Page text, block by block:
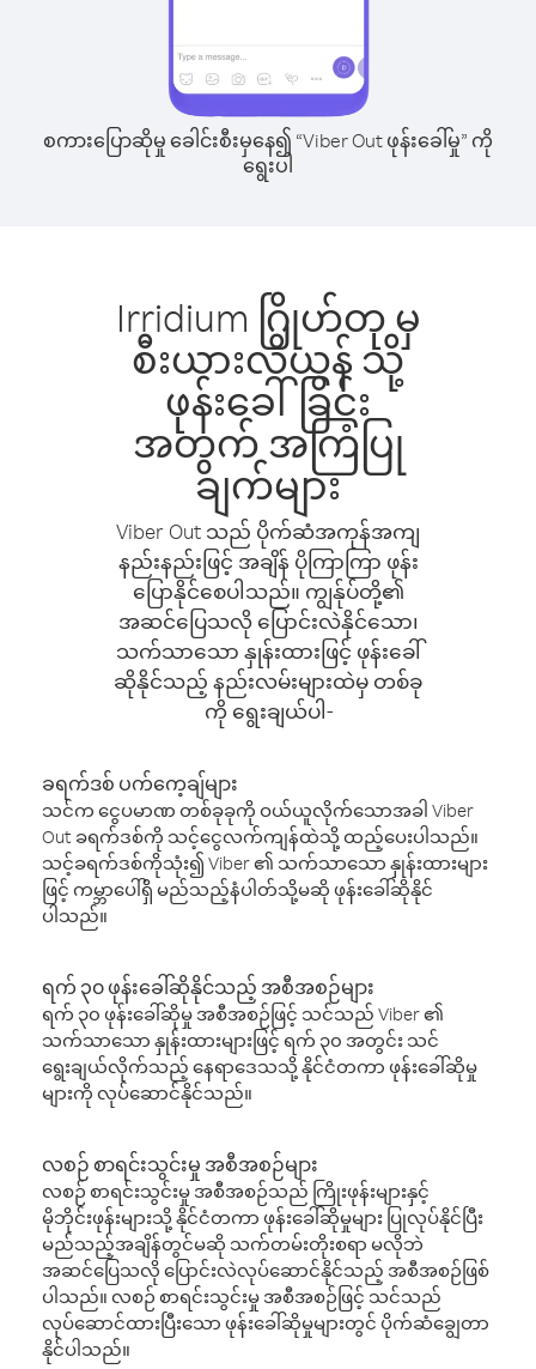
စကားပြောဆိုမှု ခေါင်းစီးမှနေ၍ “Viber Out ဖုန်းခေါ်မှု” ကို
ရွေးပါ
Irridium ဂြိုဟ်တု မှ
စီးယားလိယွန် သို့
ဖုန်းခေါ်ခြင်း
အတွက် အကြံပြု
ချက်များ
Viber Out သည် ပိုက်ဆံအကုန်အကျ
နည်းနည်းဖြင့် အချိန် ပိုကြာကြာ ဖုန်း
ပြောနိုင်စေပါသည်။ ကျွန်ုပ်တို့၏
အဆင်ပြေသလို ပြောင်းလဲနိုင်သော၊
သက်သာသော နှုန်းထားဖြင့် ဖုန်းခေါ်
ဆိုနိုင်သည့် နည်းလမ်းများထဲမှ တစ်ခု
ကို ရွေးချယ်ပါ-
ခရက်ဒစ် ပက်ကေ့ချ်များ
သင်က ငွေပမာဏ တစ်ခုခုကို ဝယ်ယူလိုက်သောအခါ Viber
Out ခရက်ဒစ်ကို သင့်ငွေလက်ကျန်ထဲသို့ ထည့်ပေးပါသည်။
သင့်ခရက်ဒစ်ကိုသုံး၍ Viber ၏ သက်သာသော နှုန်းထားများ
ဖြင့် ကမ္ဘာပေါ်ရှိ မည်သည့်နံပါတ်သို့မဆို ဖုန်းခေါ်ဆိုနိုင်
ပါသည်။
ရက် ၃၀ ဖုန်းခေါ်ဆိုနိုင်သည့် အစီအစဉ်များ
ရက် ၃၀ ဖုန်းခေါ်ဆိုမှု အစီအစဉ်ဖြင့် သင်သည် Viber ၏
သက်သာသော နှုန်းထားများဖြင့် ရက် ၃၀ အတွင်း သင်
ရွေးချယ်လိုက်သည့် နေရာဒေသသို့ နိုင်ငံတကာ ဖုန်းခေါ်ဆိုမှု
များကို လုပ်ဆောင်နိုင်သည်။
လစဉ် စာရင်းသွင်းမှု အစီအစဉ်များ
လစဉ် စာရင်းသွင်းမှု အစီအစဉ်သည် ကြိုးဖုန်းများနှင့်
မိုဘိုင်းဖုန်းများသို့ နိုင်ငံတကာ ဖုန်းခေါ်ဆိုမှုများ ပြုလုပ်နိုင်ပြီး
မည်သည့်အချိန်တွင်မဆို သက်တမ်းတိုးစရာ မလိုဘဲ
အဆင်ပြေသလို ပြောင်းလဲလုပ်ဆောင်နိုင်သည့် အစီအစဉ်ဖြစ်
ပါသည်။ လစဉ် စာရင်းသွင်းမှု အစီအစဉ်ဖြင့် သင်သည်
လုပ်ဆောင်ထားပြီးသော ဖုန်းခေါ်ဆိုမှုများတွင် ပိုက်ဆံချွေတာ
နိုင်ပါသည်။